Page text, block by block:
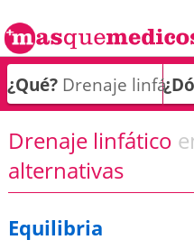
¿Qué?
Drenaje linfático
alternativas
Equilibria